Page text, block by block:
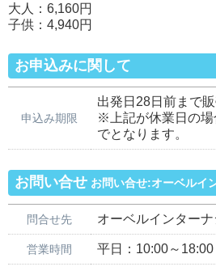
大人：6,160円
子供：4,940円
お申込みに関して
申込み期限
出発日28日前まで
※上記が休業日の場
でとなります。
お問い合せ お問い合せ:オーベルイ
問合せ先 オーベルインター
営業時間 平日：10:00～18:00